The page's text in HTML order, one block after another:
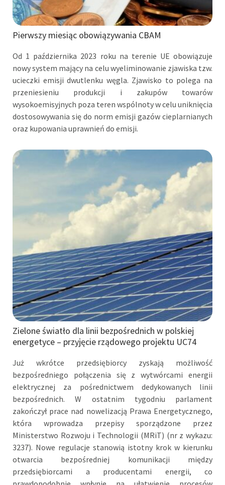
Pierwszy miesiąc obowiązywania CBAM
Od 1 października 2023 roku na terenie UE obowiązuje
nowy system mający na celu wyeliminowanie zjawiska tzw.
ucieczki emisji dwutlenku węgla. Zjawisko to polega na
przeniesieniu produkcji i zakupów towarów
wysokoemisyjnych poza teren wspólnoty w celu uniknięcia
dostosowywania się do norm emisji gazów cieplarnianych
oraz kupowania uprawnień do emisji.
Zielone światło dla linii bezpośrednich w polskiej
energetyce – przyjęcie rządowego projektu UC74
Już wkrótce przedsiębiorcy zyskają możliwość
bezpośredniego połączenia się z wytwórcami energii
elektrycznej za pośrednictwem dedykowanych linii
bezpośrednich. W ostatnim tygodniu parlament
zakończył prace nad nowelizacją Prawa Energetycznego,
która wprowadza przepisy sporządzone przez
Ministerstwo Rozwoju i Technologii (MRiT) (nr z wykazu:
3237). Nowe regulacje stanowią istotny krok w kierunku
otwarcia bezpośredniej komunikacji między
przedsiębiorcami a producentami energii, co